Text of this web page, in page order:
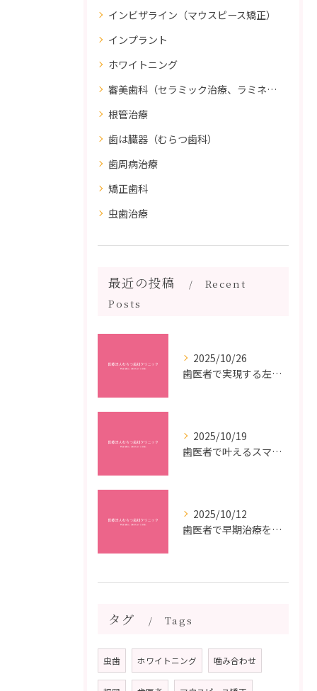
インビザライン（マウスピース矯正）
インプラント
ホワイトニング
審美歯科（セラミック治療、ラミネートべニア、ダイレクトボンディング）
根管治療
歯は臓器（むらつ歯科）
歯周病治療
矯正歯科
虫歯治療
最近の投稿
Recent
Posts
2025/10/26
歯医者で実現する左右対称治療のポイントと矯正治療選びの疑問解決ガイド
2025/10/19
歯医者で叶えるスマイルメイクオーバーなら福岡県福岡市博多区博多駅前の最新矯正治療解説
2025/10/12
歯医者で早期治療を受けるメリットと虫歯悪化を防ぐ最短ステップ
タグ Tags
虫歯 ホワイトニング 噛み合わせ